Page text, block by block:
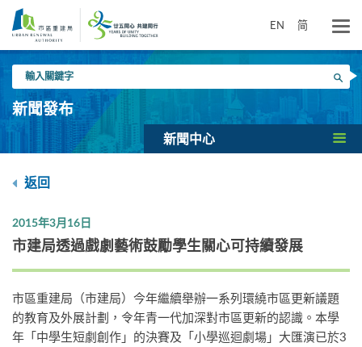
要
EN 简
入
關
鍵
搜尋
新聞發布
新聞中心
返回
2015年3月16日
市建局透過戲劇藝術鼓勵學生關心可持續發展
市區重建局（市建局）今年繼續舉辦一系列環繞市區更新議題
的教育及外展計劃，令年青一代加深對市區更新的認識。本學
年「中學生短劇創作」的決賽及「小學巡迴劇場」大匯演已於3